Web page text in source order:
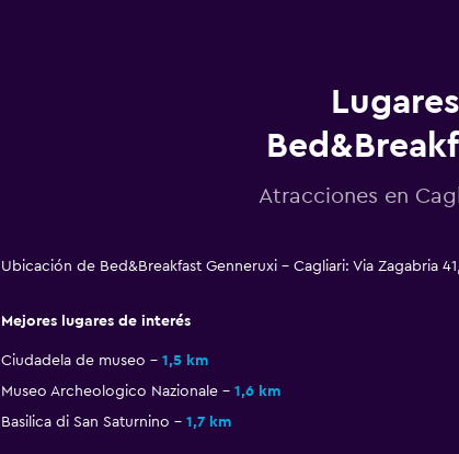
Atracciones en
Ubicación de Bed&Breakfast Genneruxi - Cagliari: Via Zagabria
Mejores lugares de interés
Ciudadela de museo 1,5 km
Museo Archeologico Nazionale
1,6 km
Basilica di San Saturnino
1,7 km